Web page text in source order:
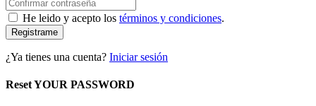
He leido y acepto los términos y condiciones.
Registrame
¿Ya tienes una cuenta? Iniciar sesión
Reset YOUR PASSWORD